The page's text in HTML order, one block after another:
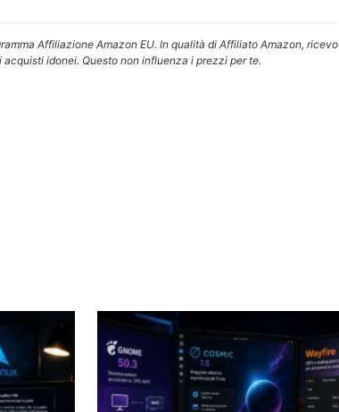
Affiliazione Amazon EU. In qualità di Affiliato Amazon, ricevo
acquisti idonei. Questo non influenza i prezzi per te.